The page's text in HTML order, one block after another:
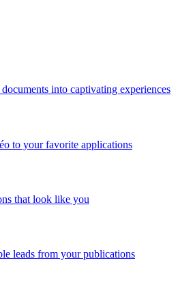
into captivating experiences
to your favorite applications
that look like you
leads from your publications